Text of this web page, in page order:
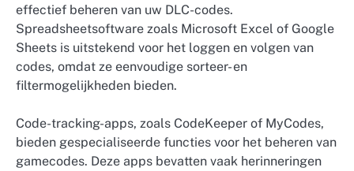
effectief beheren van uw DLC-codes.
Spreadsheetsoftware zoals Microsoft Excel of Google
Sheets is uitstekend voor het loggen en volgen van
codes, omdat ze eenvoudige sorteer- en
filtermogelijkheden bieden.
Code-tracking-apps, zoals CodeKeeper of MyCodes,
bieden gespecialiseerde functies voor het beheren van
gamecodes. Deze apps bevatten vaak herinneringen